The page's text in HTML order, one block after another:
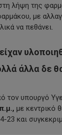
λήψη της
με
να πεθάνει.
άλλα δε
τον υπουργό
με κεντρικό
και